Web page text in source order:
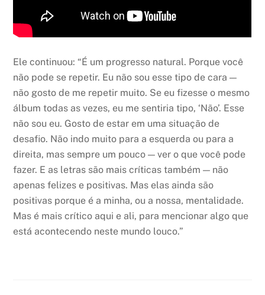
Ele continuou: “É um progresso natural. Porque você
não pode se repetir. Eu não sou esse tipo de cara —
não gosto de me repetir muito. Se eu fizesse o mesmo
álbum todas as vezes, eu me sentiria tipo, ‘Não’. Esse
não sou eu. Gosto de estar em uma situação de
desafio. Não indo muito para a esquerda ou para a
direita, mas sempre um pouco — ver o que você pode
fazer. E as letras são mais críticas também — não
apenas felizes e positivas. Mas elas ainda são
positivas porque é a minha, ou a nossa, mentalidade.
Mas é mais crítico aqui e ali, para mencionar algo que
está acontecendo neste mundo louco.”